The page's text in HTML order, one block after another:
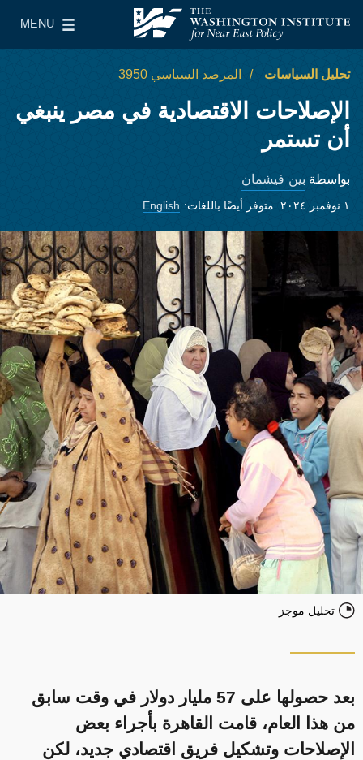
معهد واشنطن لسياسات الشرق الأدنى
MENU
Main Menu
تحليل السياسات المرصد السياسي 3950
الإصلاحات الاقتصادية في مصر ينبغي
أن تستمر
بواسطة بين فيشمان
١ نوفمبر ٢٠٢٤ متوفر أيضًا باللغات: English
تحليل موجز
بعد حصولها على 57 مليار دولار في وقت سابق
من هذا العام، قامت القاهرة بأجراء بعض
الإصلاحات وتشكيل فريق اقتصادي جديد، لكن